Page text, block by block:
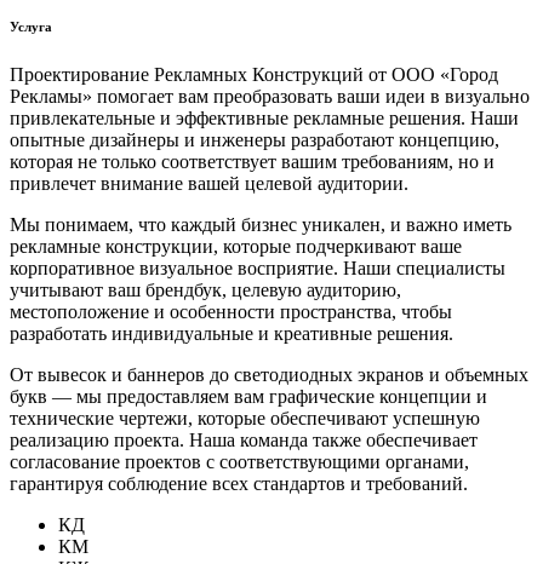
Услуга
Проектирование Рекламных Конструкций от ООО «Город
Рекламы» помогает вам преобразовать ваши идеи в визуально
привлекательные и эффективные рекламные решения. Наши
опытные дизайнеры и инженеры разработают концепцию,
которая не только соответствует вашим требованиям, но и
привлечет внимание вашей целевой аудитории.
Мы понимаем, что каждый бизнес уникален, и важно иметь
рекламные конструкции, которые подчеркивают ваше
корпоративное визуальное восприятие. Наши специалисты
учитывают ваш брендбук, целевую аудиторию,
местоположение и особенности пространства, чтобы
разработать индивидуальные и креативные решения.
От вывесок и баннеров до светодиодных экранов и объемных
букв — мы предоставляем вам графические концепции и
технические чертежи, которые обеспечивают успешную
реализацию проекта. Наша команда также обеспечивает
согласование проектов с соответствующими органами,
гарантируя соблюдение всех стандартов и требований.
КД
КМ